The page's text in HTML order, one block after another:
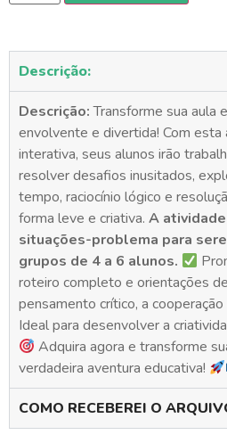
Descrição:
Descrição:Transforme sua aula
envolvente e divertida! Com esta
interativa, seus alunos irão
resolver desafios inusitados,
tempo, raciocínio lógico e
forma leve e criativa. A
situações-problema para
grupos de 4 a 6 alunos.
roteiro completo e orientações
pensamento crítico, a cooperação
Ideal para desenvolver a
Adquira agora e transforme
verdadeira aventura educativa!
COMO RECEBEREI O